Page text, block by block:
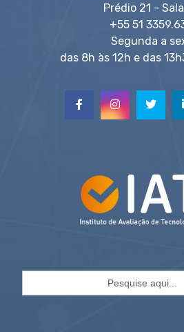
Prédio 21 -
+55 51
Segunda a
das 8h às 12h e das
Search